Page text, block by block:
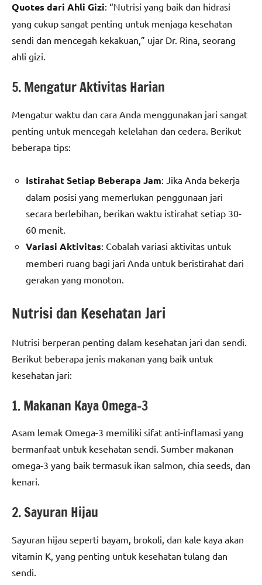
Quotes dari Ahli Gizi: “Nutrisi yang baik dan hidrasi
yang cukup sangat penting untuk menjaga kesehatan
sendi dan mencegah kekakuan,” ujar Dr. Rina, seorang
ahli gizi.
5. Mengatur Aktivitas Harian
Mengatur waktu dan cara Anda menggunakan jari sangat
penting untuk mencegah kelelahan dan cedera. Berikut
beberapa tips:
Istirahat Setiap Beberapa Jam: Jika Anda bekerja
dalam posisi yang memerlukan penggunaan jari
secara berlebihan, berikan waktu istirahat setiap 30-
60 menit.
Variasi Aktivitas: Cobalah variasi aktivitas untuk
memberi ruang bagi jari Anda untuk beristirahat dari
gerakan yang monoton.
Nutrisi dan Kesehatan Jari
Nutrisi berperan penting dalam kesehatan jari dan sendi.
Berikut beberapa jenis makanan yang baik untuk
kesehatan jari:
1. Makanan Kaya Omega-3
Asam lemak Omega-3 memiliki sifat anti-inflamasi yang
bermanfaat untuk kesehatan sendi. Sumber makanan
omega-3 yang baik termasuk ikan salmon, chia seeds, dan
kenari.
2. Sayuran Hijau
Sayuran hijau seperti bayam, brokoli, dan kale kaya akan
vitamin K, yang penting untuk kesehatan tulang dan
sendi.